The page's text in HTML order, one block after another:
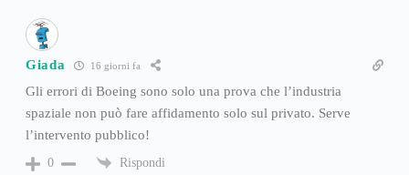
Giada 16 giorni fa
Gli errori di Boeing sono solo una prova che l’industria
spaziale non può fare affidamento solo sul privato. Serve
l’intervento pubblico!
0 Rispondi